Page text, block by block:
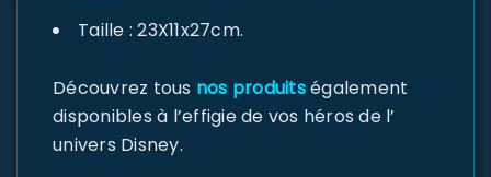
Taille : 23X11x27cm.
Découvrez tous nos produitségalement
disponibles à l’effigie de vos héros de l’
univers Disney.